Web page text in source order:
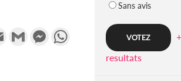
Email Gmail MessengerWhatsApp
Sans avis
resultats